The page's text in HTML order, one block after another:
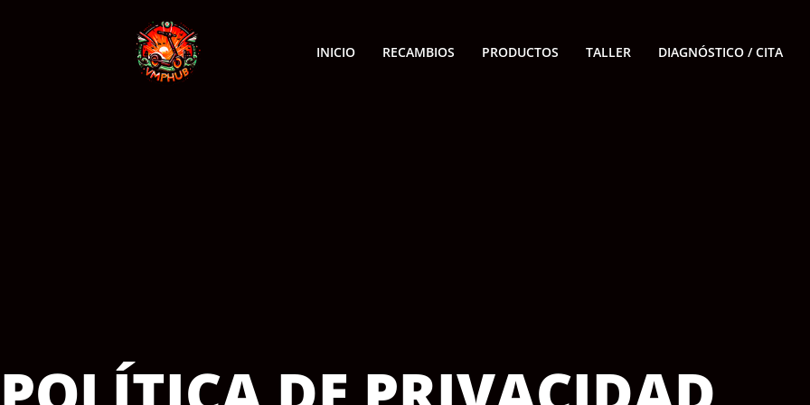
INICIO RECAMBIOS PRODUCTOS TALLER DIAGNÓSTICO / CITA